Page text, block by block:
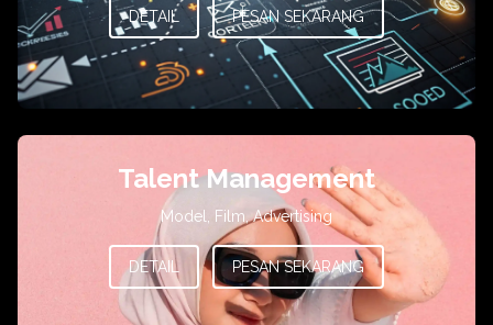
DETAIL PESAN SEKARANG
Talent Management
Model, Film, Advertising
DETAIL PESAN SEKARANG